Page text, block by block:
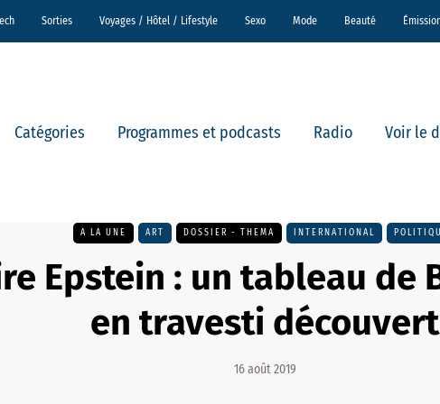
Sorties Voyages / Hôtel / Lifestyle Sexo Mode Beauté
Catégories Programmes et podcasts Radio Voir le
A LA UNE ART DOSSIER - THEMA INTERNATIONAL
Epstein : un tableau de
en travesti découvert
16 août 2019